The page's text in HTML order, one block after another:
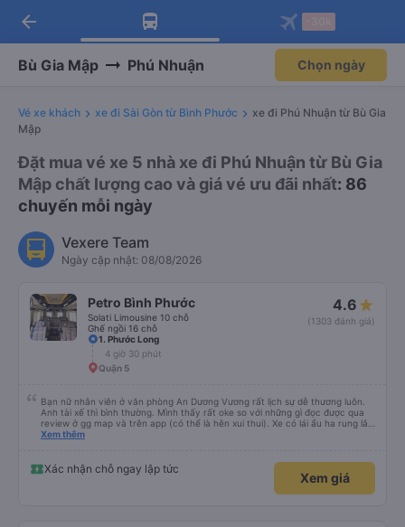
Tải app Vexere ngay!
Nhận ưu đãi thành viên độc
Mở app
Tải app Vexere
-30k/ghế khi đặt vé máy bay qua
Mở app
arrow_back
Bù Gia Mập Phú Nhuận Chọn ngày
Vé xe khách xe đi Sài Gòn từ Bình Phước
xe đi Phú Nhuận từ Bù Gia
Mập
Đặt mua vé xe 5 nhà xe đi Phú Nhuận từ Bù Gia
Mập chất lượng cao và giá vé ưu đãi nhất: 86
chuyến mỗi ngày
Vexere Team
Ngày cập nhật: 08/08/2026
Petro Bình Phước
Solati Limousine 10 chỗ
Ghế ngồi 16 chỗ
4.6
(1303 đánh giá)
1. Phước Long
4 giờ 30 phút
Quận 5
Bạn nữ nhân viên ở văn phòng An Dương Vương rất lịch sự dễ thương luôn.
Anh tài xế thì bình thường. Mình thấy rất oke so với những gì đọc được qua
review ở gg map và trên app (có thể là hên xui thui). Xe có lái ẩu ha rung lắc
hay không thì cũng ko rõ tại mình say xe nên ngủ ko à
Xem thêm
Xác nhận chỗ ngay lập tức
Xem giá